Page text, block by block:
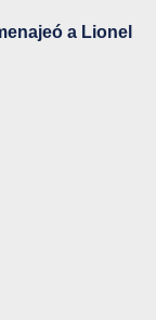
a Lionel